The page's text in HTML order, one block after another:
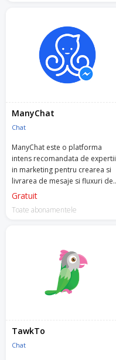
ManyChat
Chat
ManyChat este o platforma
intens recomandata de expertii
in marketing pentru crearea si
livrarea de mesaje si fluxuri de
mesaje automatizate, catre
Gratuit
Toate abonamentele
TawkTo
Chat